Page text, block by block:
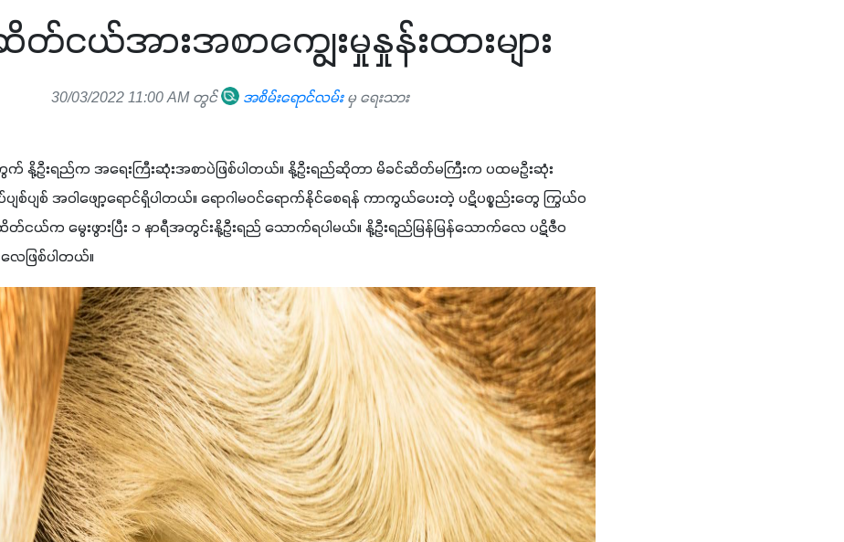
တ်ငယ်အားအစာကျွေးမှုနှုန်းထားများ
30/03/2022 11:00 AM တွင် အစိမ်းရောင်လမ်းမှ ရေးသား
ဦးရည်က အရေးကြီးဆုံးအစာပဲဖြစ်ပါတယ်။ နို့ဦးရည်ဆိုတာ မိခင်ဆိတ်မကြီးက ပထမဦးဆုံး
ပျစ်ပျစ် အဝါဖျော့ရောင်ရှိပါတယ်။ ရောဂါမဝင်ရောက်နိုင်စေရန် ကာကွယ်ပေးတဲ့ ပဋိပစ္စည်းတွေ ကြွယ်ဝ
ဆိတ်ငယ်က မွေးဖွားပြီး ၁ နာရီအတွင်းနို့ဦးရည် သောက်ရပါမယ်။ နို့ဦးရည်မြန်မြန်သောက်လေ ပဋိဇီဝ
လေဖြစ်ပါတယ်။